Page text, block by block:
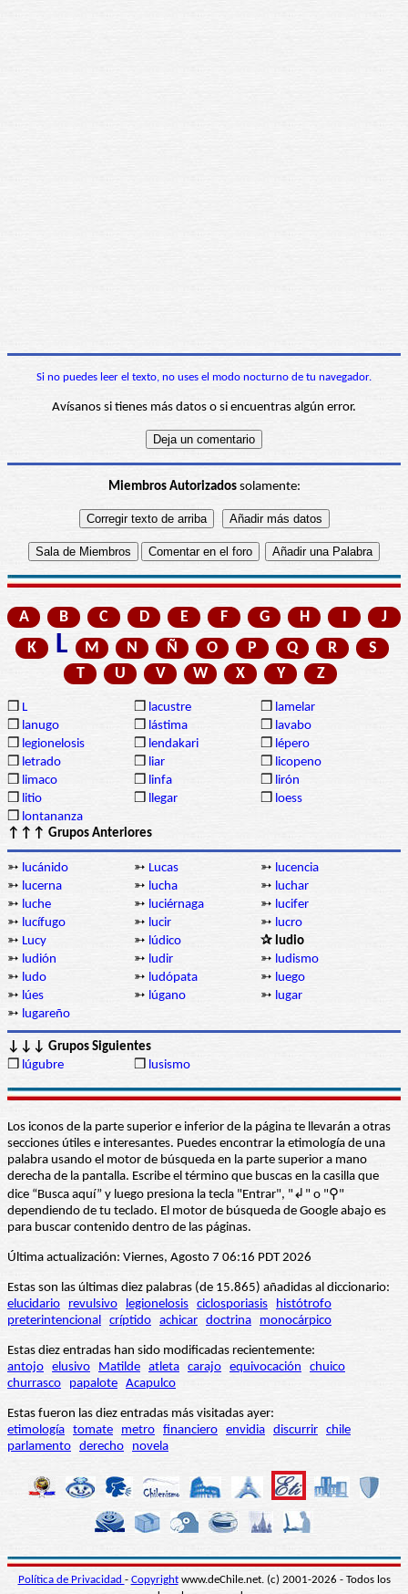
Si no puedes leer el texto, no uses el modo nocturno de tu navegador.
Avísanos si tienes más datos o si encuentras algún error.
Miembros Autorizadossolamente:
A B C D E F G H I
J
K
L M N Ñ O P Q R
S
T
U V W X Y Z
❒ L ❒ lacustre ❒ lamelar
❒ lanugo ❒ lástima ❒ lavabo
❒ legionelosis ❒ lendakari ❒ lépero
❒ letrado ❒ liar ❒ licopeno
❒ limaco ❒ linfa ❒ lirón
❒ litio ❒ llegar ❒ loess
❒ lontananza
↑↑↑ Grupos Anteriores
➳ lucánido ➳ Lucas ➳ lucencia
➳ lucerna ➳ lucha ➳ luchar
➳ luche ➳ luciérnaga ➳ lucifer
➳ lucífugo ➳ lucir ➳ lucro
➳ Lucy ➳ lúdico
✰ ludio
➳ ludión ➳ ludir ➳ ludismo
➳ ludo ➳ ludópata ➳ luego
➳ lúes ➳ lúgano ➳ lugar
➳ lugareño
↓↓↓ Grupos Siguientes
❒ lúgubre ❒ lusismo
Los iconos de la parte superior e inferior de la página te llevarán a otras
secciones útiles e interesantes. Puedes encontrar la etimología de una
palabra usando el motor de búsqueda en la parte superior a mano
derecha de la pantalla. Escribe el término que buscas en la casilla que
dice “Busca aquí” y luego presiona la tecla "Entrar", "↲" o "⚲"
dependiendo de tu teclado. El motor de búsqueda de Google abajo es
para buscar contenido dentro de las páginas.
Última actualización: Viernes, Agosto 7 06:16 PDT 2026
Estas son las últimas diez palabras (de 15.865) añadidas al diccionario:
elucidario
revulsivo legionelosis ciclosporiasis
histótrofo
preterintencional críptido achicar doctrina monocárpico
Estas diez entradas han sido modificadas recientemente:
antojo elusivo Matilde atleta carajo equivocación
chuico
churrasco
papalote Acapulco
Estas fueron las diez entradas más visitadas ayer:
etimología tomate metro financiero envidia discurrir chile
parlamento derecho novela
Política de Privacidad - Copyrightwww.deChile.net. (c) 2001-2026 - Todos los